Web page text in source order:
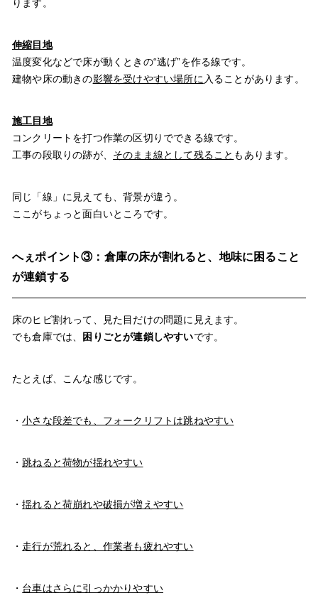
ります。
伸縮目地
温度変化などで床が動くときの“逃げ”を作る線です。
建物や床の動きの影響を受けやすい場所に 入ることがあります。
施工目地
コンクリートを打つ作業の区切りでできる線です。
工事の段取りの跡が、 そのまま線として残ること もあります。
同じ「線」に見えても、背景が違う。
ここがちょっと面白いところです。
へぇポイント③：倉庫の床が割れると、地味に困ること
が連鎖する
床のヒビ割れって、見た目だけの問題に見えます。
でも倉庫では、 困りごとが連鎖しやすいです。
たとえば、こんな感じです。
・小さな段差でも、フォークリフトは跳ねやすい
・ 跳ねると荷物が揺れやすい
・揺れると荷崩れや破損が増えやすい
・ 走行が荒れると、作業者も疲れやすい
・ 台車はさらに引っかかりやすい